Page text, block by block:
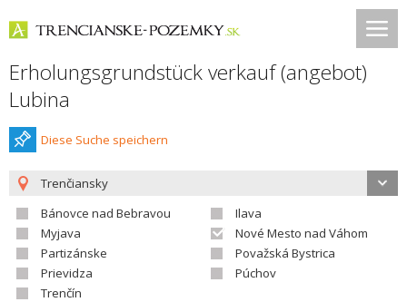
Erholungsgrundstück verkauf (angebot)
Lubina
Diese Suche speichern
Trenčiansky
Bánovce nad Bebravou
Ilava
Myjava
Nové Mesto nad Váhom
Partizánske
Považská Bystrica
Prievidza
Púchov
Trenčín